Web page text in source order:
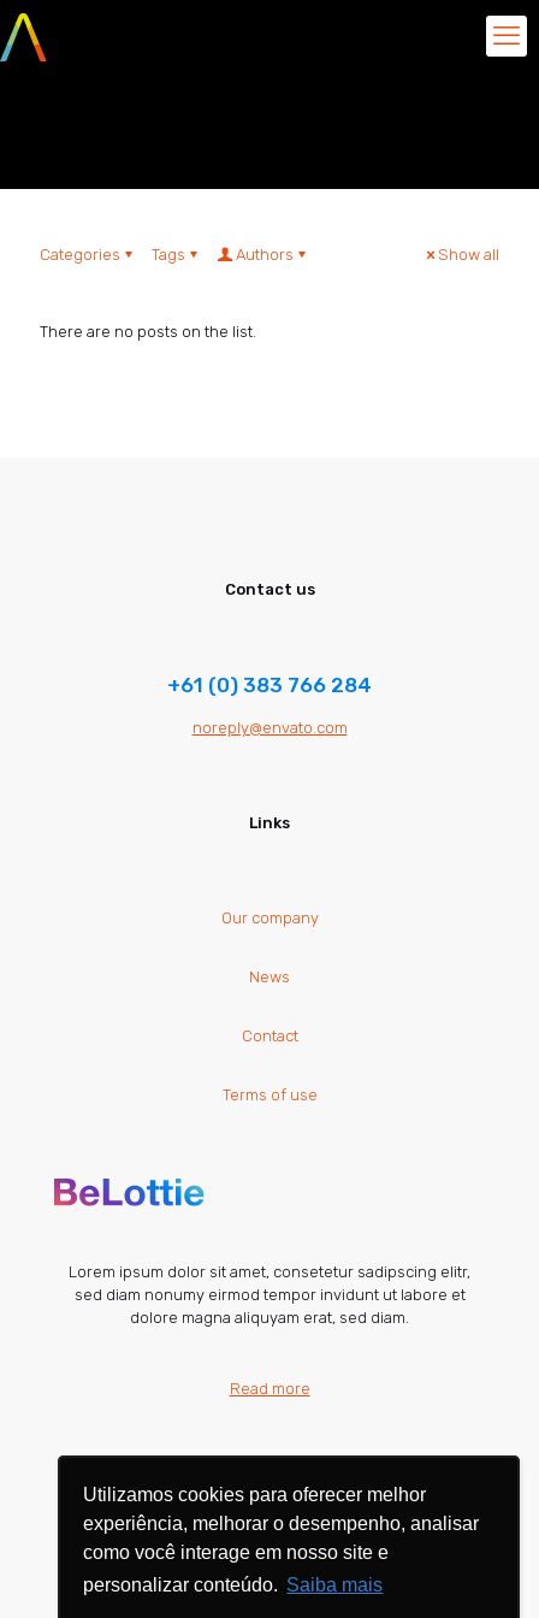
Utilizamos cookies para oferecer melhor
experiência, melhorar o desempenho, analisar
como você interage em nosso site e
personalizar conteúdo. Saiba mais
Utilizamos cookies para oferecer melhor
experiência, melhorar o desempenho, analisar
como você interage em nosso site e
personalizar conteúdo. Saiba mais
Categories Tags Authors Show all
There are no posts on the list.
Contact us
+61 (0) 383 766 284
noreply@envato.com
Links
Our company
News
Contact
Terms of use
Lorem ipsum dolor sit amet, consetetur sadipscing elitr,
sed diam nonumy eirmod tempor invidunt ut labore et
dolore magna aliquyam erat, sed diam.
Read more